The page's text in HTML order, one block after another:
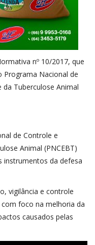
nº 10/2017, que
Programa Nacional de
Tuberculose Animal
de Controle e
Animal (PNCEBT)
instrumentos da defesa
vigilância e controle
foco na melhoria da
causados pelas